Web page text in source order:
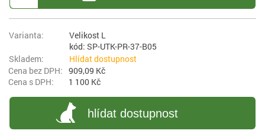
Velikost L
kód: SP-UTK-PR-37-B05
Hlídat dostupnost
909,09 Kč
1 100 Kč
hlídat dostupnost